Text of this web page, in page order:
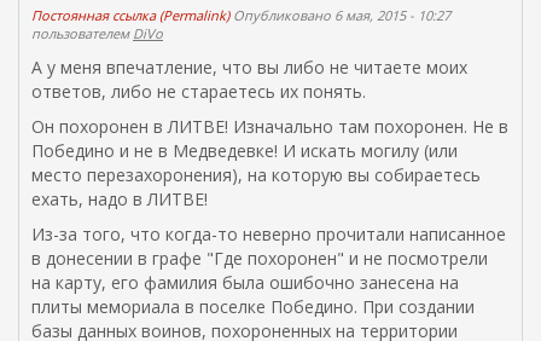
Постоянная ссылка (Permalink)Опубликовано 6 мая, 2015 - 10:27
пользователем DiVo
А у меня впечатление, что вы либо не читаете моих
ответов, либо не стараетесь их понять.
Он похоронен в ЛИТВЕ! Изначально там похоронен. Не в
Победино и не в Медведевке! И искать могилу (или
место перезахоронения), на которую вы собираетесь
ехать, надо в ЛИТВЕ!
Из-за того, что когда-то неверно прочитали написанное
в донесении в графе "Где похоронен" и не посмотрели
на карту, его фамилия была ошибочно занесена на
плиты мемориала в поселке Победино. При создании
базы данных воинов, похороненных на территории